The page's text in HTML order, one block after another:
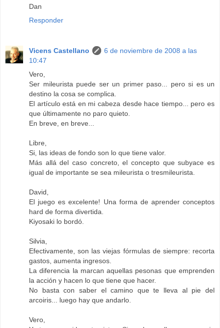
Dan
Responder
Vicens Castellano
6 de noviembre de 2008 a las
10:47
Vero,
Ser mileurista puede ser un primer paso... pero si es un
destino la cosa se complica.
El artículo está en mi cabeza desde hace tiempo... pero es
que últimamente no paro quieto.
En breve, en breve...
Libre,
Si, las ideas de fondo son lo que tiene valor.
Más allá del caso concreto, el concepto que subyace es
igual de importante se sea mileurista o tresmileurista.
David,
El juego es excelente! Una forma de aprender conceptos
hard de forma divertida.
Kiyosaki lo bordó.
Silvia,
Efectivamente, son las viejas fórmulas de siempre: recorta
gastos, aumenta ingresos.
La diferencia la marcan aquellas pesonas que emprenden
la acción y hacen lo que tiene que hacer.
No basta con saber el camino que te lleva al pie del
arcoiris... luego hay que andarlo.
Vero,